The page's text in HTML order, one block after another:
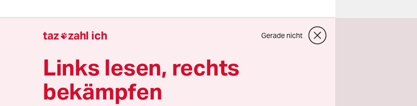
taz zahl ich Gerade nicht
Links lesen, rechts
bekämpfen